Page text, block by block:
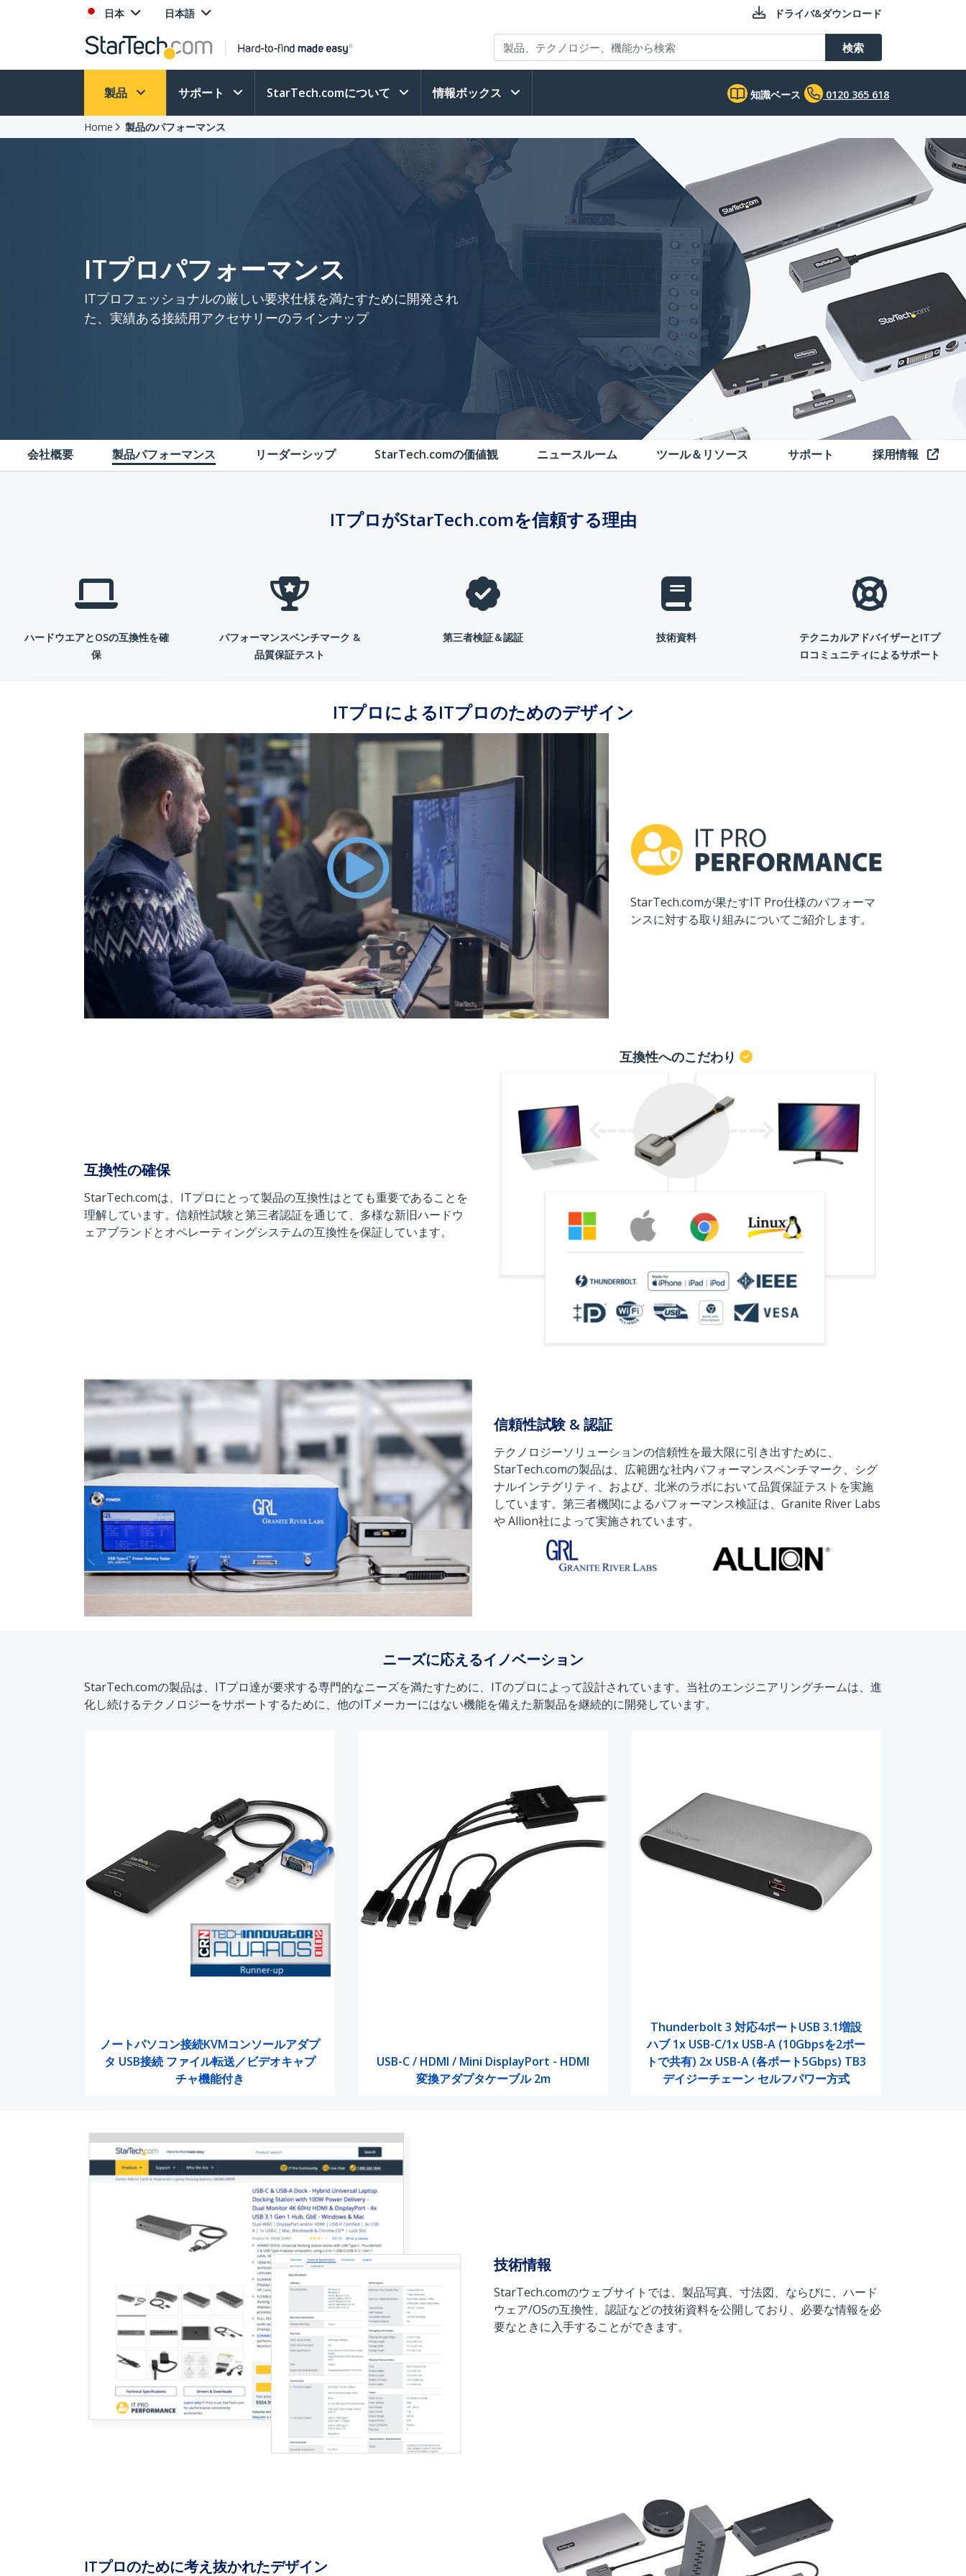
日本 日本語 ドライバ&ダウンロード
検索
製品 サポート StarTech.comについて 情報ボックス 知識ベース 0120 365 618
Home 製品のパフォーマンス
ITプロパフォーマンス
ITプロフェッショナルの厳しい要求仕様を満たすために開発され
た、実績ある接続用アクセサリーのラインナップ
会社概要 製品パフォーマンス リーダーシップ StarTech.comの価値観 ニュースルーム ツール＆リソース サポート 採用情報
ITプロがStarTech.comを信頼する理由
ハードウエアとOSの互換性を確
保
パフォーマンスベンチマーク &
品質保証テスト
第三者検証＆認証 技術資料
テクニカルアドバイザーとITプ
ロコミュニティによるサポート
ITプロによるITプロのためのデザイン
StarTech.comが果たすIT Pro仕様のパフォーマ
ンスに対する取り組みについてご紹介します。
互換性の確保
StarTech.comは、ITプロにとって製品の互換性はとても重要であることを
理解しています。信頼性試験と第三者認証を通じて、多様な新旧ハードウ
ェアブランドとオペレーティングシステムの互換性を保証しています。
互換性へのこだわり
信頼性試験 & 認証
テクノロジーソリューションの信頼性を最大限に引き出すために、
StarTech.comの製品は、広範囲な社内パフォーマンスベンチマーク、シグ
ナルインテグリティ、および、北米のラボにおいて品質保証テストを実施
しています。第三者機関によるパフォーマンス検証は、Granite River Labs
や Allion社によって実施されています。
ニーズに応えるイノベーション
StarTech.comの製品は、ITプロ達が要求する専門的なニーズを満たすために、ITのプロによって設計されています。当社のエンジニアリングチームは、進
化し続けるテクノロジーをサポートするために、他のITメーカーにはない機能を備えた新製品を継続的に開発しています。
ノートパソコン接続KVMコンソールアダプ
タ USB接続 ファイル転送／ビデオキャプ
チャ機能付き
USB-C / HDMI / Mini DisplayPort - HDMI
変換アダプタケーブル 2m
Thunderbolt 3 対応4ポートUSB 3.1増設
ハブ 1x USB-C/1x USB-A (10Gbpsを2ポー
トで共有) 2x USB-A (各ポート5Gbps) TB3
デイジーチェーン セルフパワー方式
技術情報
StarTech.comのウェブサイトでは、製品写真、寸法図、ならびに、ハード
ウェア/OSの互換性、認証などの技術資料を公開しており、必要な情報を必
要なときに入手することができます。
ITプロのために考え抜かれたデザイン